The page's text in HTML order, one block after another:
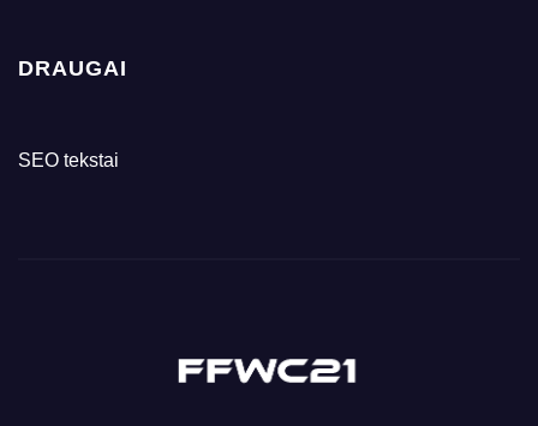
DRAUGAI
SEO tekstai